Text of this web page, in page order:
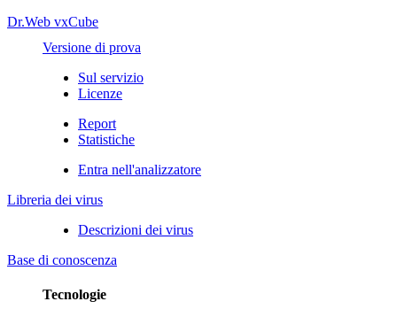
Dr.Web vxCube
Versione di prova
Sul servizio
Licenze
Report
Statistiche
Entra nell'analizzatore
Libreria dei virus
Descrizioni dei virus
Base di conoscenza
Tecnologie